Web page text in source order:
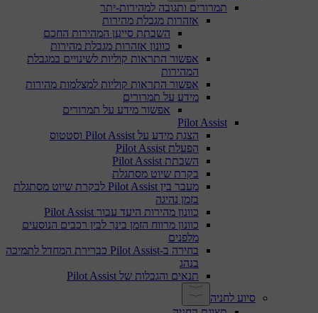
תמרורים ותגובה למהירות-יתר
אזהרות מגבלת מהירות
השבתת סייען המהירות החכם
כוונון אזהרות מגבלת מהירות
אפשור התראות קוליות לשינויים במגבלת
המהירות
אפשור התראות קוליות למצלמות מהירות
מידע על תמרורים
אפשור מידע על תמרורים
Pilot Assist
הצגת מידע על Pilot Assist וסטטוס
הפעלת Pilot Assist
השבתת Pilot Assist
בקרת שיוט מסתגלת
מעבר בין Pilot Assist לבקרת שיוט מסתגלת
בזמן נהיגה
כוונון מהירות היעד עבור Pilot Assist
כוונון מרווח הזמן בינך לבין רכבים הנוסעים
מלפנים
בחירה ב-Pilot Assist כברירת המחדל לתמיכה
בנהג
תנאים והגבלות של Pilot Assist
סיוע לחניה